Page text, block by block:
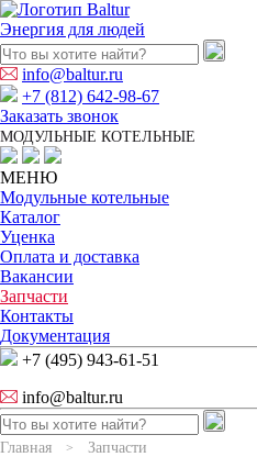
Энергия для людей
info@baltur.ru
+7 (812) 642-98-67
Заказать звонок
МОДУЛЬНЫЕ КОТЕЛЬНЫЕ
МЕНЮ
Модульные котельные
Каталог
Уценка
Оплата и доставка
Вакансии
Запчасти
Контакты
Документация
+7 (495) 943-61-51
info@baltur.ru
Главная > Запчасти